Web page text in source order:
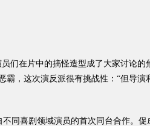
在片中的搞怪造型成了大家讨论
，这次演反派很有挑战性：“但导
喜剧领域演员的首次同台合作。